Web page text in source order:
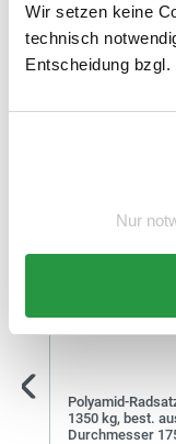
Wir setzen keine
technisch
Entscheidung
Nur
Polyamid-
1350 kg, best.
Durchmesser